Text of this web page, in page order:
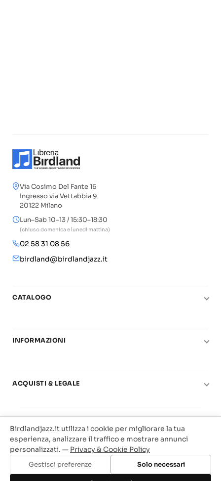
Aggiungi al carrello
Via Cosimo Del Fante 16
Ingresso via Vettabbia 9
20122 Milano
Lun–Sab 10–13 / 15:30–18:30
(chiuso domenica e lunedì mattina)
02 58 31 08 56
birdland@birdlandjazz.it
CATALOGO
Chitarra
Basi play-along
Offerte
INFORMAZIONI
Carta del Docente
ACQUISTI & LEGALE
Privacy & Cookie
Traccia il tuo ordine
Birdland Milano. P.Iva 12093700156
Web Agency Milano
Birdlandjazz.it utilizza i cookie per migliorare la tua
esperienza, analizzare il traffico e mostrare annunci
personalizzati. — Privacy & Cookie Policy
Gestisci preferenze Solo necessari